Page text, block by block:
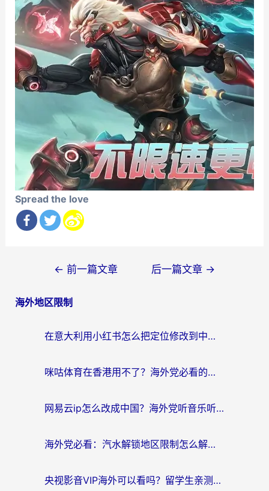
Spread the love
导
← 前一篇文章 后一篇文章 →
海外地区限制
在意大利用小红书怎么把定位修改到中国国内？3个实用技巧+1个靠谱工具帮你搞定
咪咕体育在香港用不了？海外党必看的回国加速器选择指南（附3个真实场景解决方案）
网易云ip怎么改成中国？海外党听音乐听书的无痛解决方案
海外党必看：汽水解锁地区限制怎么解除？3招解决国内影音&生活服务难题
央视影音VIP海外可以看吗？留学生亲测有效的回国加速器选择指南